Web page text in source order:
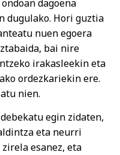
dagoena
dugulako. Hori guztia
nuen egoera
bai nire
irakasleekin eta
ordezkariekin ere.
nien.
egin zidaten,
eta neurri
esanez, eta